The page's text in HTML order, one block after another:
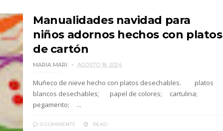
Manualidades navidad para
niños adornos hechos con platos
de cartón
MARIA MARI AGOSTO 16, 2024
Muñeco de nieve hecho con platos desechables. platos
blancos desechables; papel de colores; cartulina;
pegamento; ...
0 COMMENTS READ